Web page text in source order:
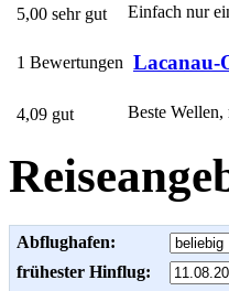
Einfach nur
5,00 sehr gut
1 Bewertungen Lacanau-
Beste Wellen,
4,09 gut
Abflughafen:
frühester Hinflug: